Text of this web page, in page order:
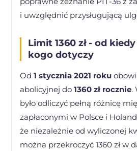
i uwzględnić przysługującą
Limit 1360 zł - od
kogo dotyczy
Od1 stycznia 2021 roku
abolicyjnej do1360 zł rocznie.
było odliczyć pełną różnicę
zapłaconymi w Polsce i
że niezależnie od wyliczonej
można przekroczyć 1360 zł w